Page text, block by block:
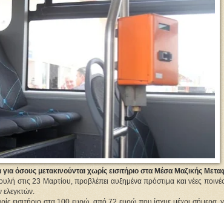
όσους μετακινούνται χωρίς εισιτήριο στα Μέσα Μαζικής
στις 23 Μαρτίου, προβλέπει αυξημένα πρόστιμα και νέες
ελεγκτών.
εισιτήριο στα 100 ευρώ, από 72 ευρώ που ίσχυε μέχρι σήμερα,